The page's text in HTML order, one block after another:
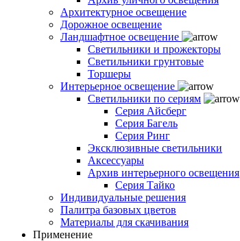
Архитектурное освещение
Дорожное освещение
Ландшафтное освещение
Светильники и прожекторы
Светильники грунтовые
Торшеры
Интерьерное освещение
Светильники по сериям
Серия Айсберг
Серия Багель
Серия Ринг
Эксклюзивные светильники
Аксессуары
Архив интерьерного освещения
Серия Тайко
Индивидуальные решения
Палитра базовых цветов
Материалы для скачивания
Применение